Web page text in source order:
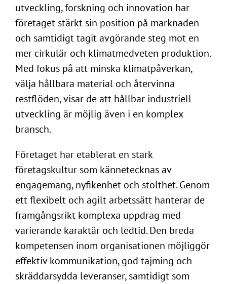
utveckling, forskning och innovation har
företaget stärkt sin position på marknaden
och samtidigt tagit avgörande steg mot en
mer cirkulär och klimatmedveten produktion.
Med fokus på att minska klimatpåverkan,
välja hållbara material och återvinna
restflöden, visar de att hållbar industriell
utveckling är möjlig även i en komplex
bransch.
Företaget har etablerat en stark
företagskultur som kännetecknas av
engagemang, nyfikenhet och stolthet. Genom
ett flexibelt och agilt arbetssätt hanterar de
framgångsrikt komplexa uppdrag med
varierande karaktär och ledtid. Den breda
kompetensen inom organisationen möjliggör
effektiv kommunikation, god tajming och
skräddarsydda leveranser, samtidigt som